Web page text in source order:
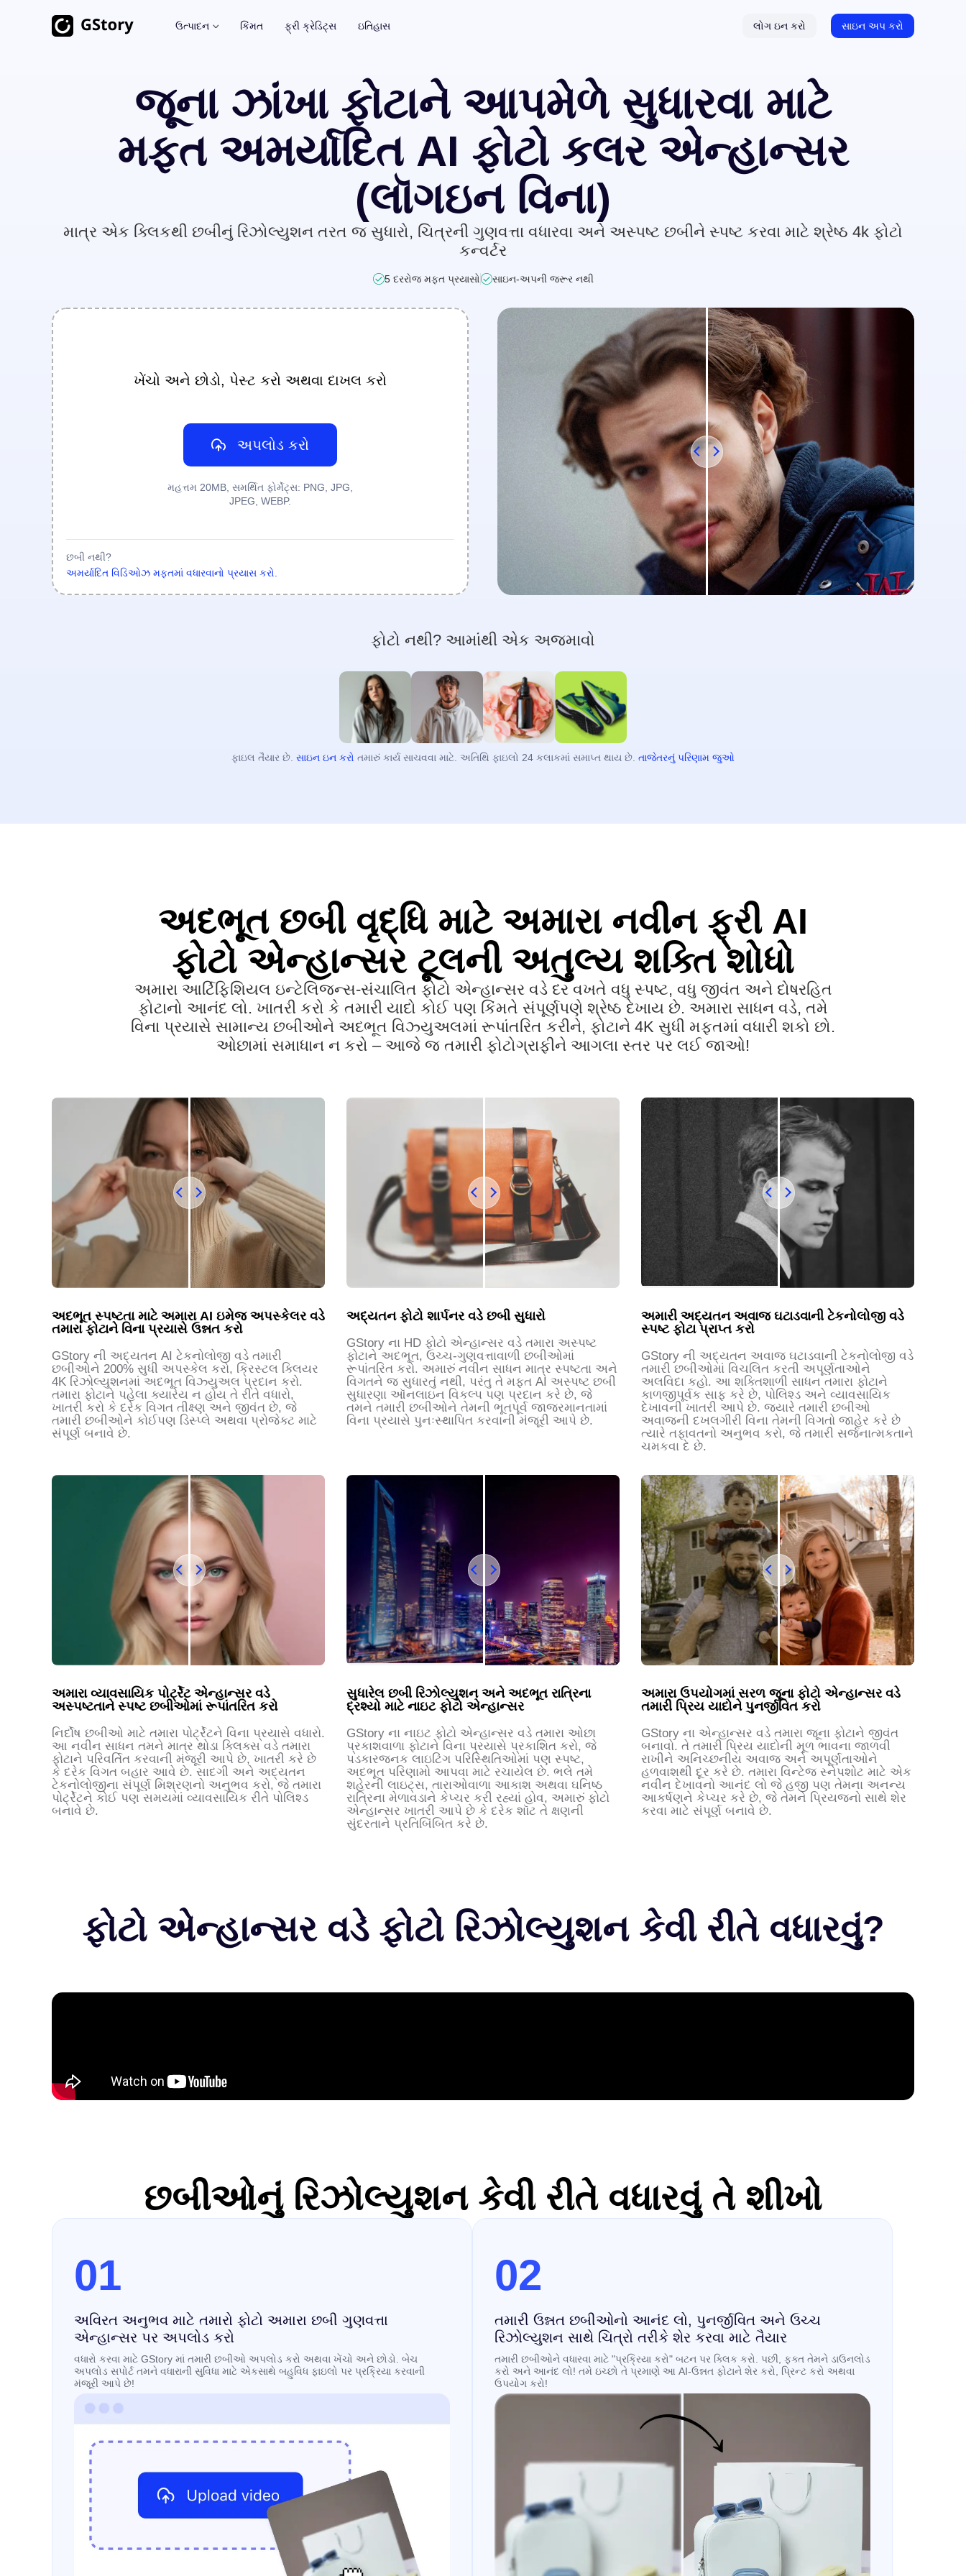
ઉત્પાદન
અમર્યાદિત
એઆઈ ઈમેજ ટુ વિડિયો અમર્યાદિત
વિડિયો ટ્રાન્સલેટર
AI ક્લિપ મેકર
વિડિયો એન્હેન્સર
ફોટો ટૂલકિટ્સ
ફોટો બેકગ્રાઉન્ડ રીમુવર
ફોટો વોટરમાર્ક રીમુવર અમર્યાદિત
ફોટો એન્હેન્સર અમર્યાદિત
સબટાઇટલ્સ અને ટ્રાન્સક્રિપ્શન
ઓટો સબટાઇટલ જનરેટર
કિંમત ફ્રી ક્રેડિટ્સ ઇતિહાસ લોગ ઇન કરો સાઇન અપ કરો
જૂના ઝાંખા ફોટાને આપમેળે સુધારવા માટે
મફત અમર્યાદિત AI ફોટો કલર એન્હાન્સર
(લૉગઇન વિના)
માત્ર એક ક્લિકથી છબીનું રિઝોલ્યુશન તરત જ સુધારો, ચિત્રની ગુણવત્તા વધારવા અને અસ્પષ્ટ છબીને સ્પષ્ટ કરવા માટે શ્રેષ્ઠ 4k ફોટો
કન્વર્ટર
5 દરરોજ મફત પ્રયાસો સાઇન-અપની જરૂર નથી
ખેંચો અને છોડો, પેસ્ટ કરો અથવા દાખલ કરો
અપલોડ કરો
મહત્તમ 20MB, સમર્થિત ફોર્મેટ્સ: PNG, JPG,
JPEG, WEBP.
છબી નથી?
અમર્યાદિત વિડિઓઝ મફતમાં વધારવાનો પ્રયાસ કરો.
ફોટો નથી? આમાંથી એક અજમાવો
ફાઇલ તૈયાર છે. સાઇન ઇન કરો તમારું કાર્ય સાચવવા માટે. અતિથિ ફાઇલો 24 કલાકમાં સમાપ્ત થાય છે. તાજેતરનું પરિણામ જુઓ
અદભૂત છબી વૃદ્ધિ માટે અમારા નવીન ફ્રી AI
ફોટો એન્હાન્સર ટૂલની અતુલ્ય શક્તિ શોધો
અમારા આર્ટિફિશિયલ ઇન્ટેલિજન્સ-સંચાલિત ફોટો એન્હાન્સર વડે દર વખતે વધુ સ્પષ્ટ, વધુ જીવંત અને દોષરહિત
ફોટાનો આનંદ લો. ખાતરી કરો કે તમારી યાદો કોઈ પણ કિંમતે સંપૂર્ણપણે શ્રેષ્ઠ દેખાય છે. અમારા સાધન વડે, તમે
વિના પ્રયાસે સામાન્ય છબીઓને અદભૂત વિઝ્યુઅલમાં રૂપાંતરિત કરીને, ફોટાને 4K સુધી મફતમાં વધારી શકો છો.
ઓછામાં સમાધાન ન કરો – આજે જ તમારી ફોટોગ્રાફીને આગલા સ્તર પર લઈ જાઓ!
અદભૂત સ્પષ્ટતા માટે અમારા AI ઇમેજ અપસ્કેલર વડે
તમારા ફોટાને વિના પ્રયાસે ઉન્નત કરો
GStory ની અદ્યતન AI ટેકનોલોજી વડે તમારી
છબીઓને 200% સુધી અપસ્કેલ કરો, ક્રિસ્ટલ ક્લિયર
4K રિઝોલ્યુશનમાં અદભૂત વિઝ્યુઅલ પ્રદાન કરો.
તમારા ફોટાને પહેલા ક્યારેય ન હોય તે રીતે વધારો,
ખાતરી કરો કે દરેક વિગત તીક્ષ્ણ અને જીવંત છે, જે
તમારી છબીઓને કોઈપણ ડિસ્પ્લે અથવા પ્રોજેક્ટ માટે
સંપૂર્ણ બનાવે છે.
અદ્યતન ફોટો શાર્પનર વડે છબી સુધારો
GStory ના HD ફોટો એન્હાન્સર વડે તમારા અસ્પષ્ટ
ફોટાને અદભૂત, ઉચ્ચ-ગુણવત્તાવાળી છબીઓમાં
રૂપાંતરિત કરો. અમારું નવીન સાધન માત્ર સ્પષ્ટતા અને
વિગતને જ સુધારતું નથી, પરંતુ તે મફત AI અસ્પષ્ટ છબી
સુધારણા ઑનલાઇન વિકલ્પ પણ પ્રદાન કરે છે, જે
તમને તમારી છબીઓને તેમની ભૂતપૂર્વ જાજરમાનતામાં
વિના પ્રયાસે પુનઃસ્થાપિત કરવાની મંજૂરી આપે છે.
અમારી અદ્યતન અવાજ ઘટાડવાની ટેકનોલોજી વડે
સ્પષ્ટ ફોટા પ્રાપ્ત કરો
GStory ની અદ્યતન અવાજ ઘટાડવાની ટેકનોલોજી વડે
તમારી છબીઓમાં વિચલિત કરતી અપૂર્ણતાઓને
અલવિદા કહો. આ શક્તિશાળી સાધન તમારા ફોટાને
કાળજીપૂર્વક સાફ કરે છે, પોલિશ્ડ અને વ્યાવસાયિક
દેખાવની ખાતરી આપે છે. જ્યારે તમારી છબીઓ
અવાજની દખલગીરી વિના તેમની વિગતો જાહેર કરે છે
ત્યારે તફાવતનો અનુભવ કરો, જે તમારી સર્જનાત્મકતાને
ચમકવા દે છે.
અમારા વ્યાવસાયિક પોર્ટ્રેટ એન્હાન્સર વડે
અસ્પષ્ટતાને સ્પષ્ટ છબીઓમાં રૂપાંતરિત કરો
નિર્દોષ છબીઓ માટે તમારા પોર્ટ્રેટને વિના પ્રયાસે વધારો.
આ નવીન સાધન તમને માત્ર થોડા ક્લિક્સ વડે તમારા
ફોટાને પરિવર્તિત કરવાની મંજૂરી આપે છે, ખાતરી કરે છે
કે દરેક વિગત બહાર આવે છે. સાદગી અને અદ્યતન
ટેકનોલોજીના સંપૂર્ણ મિશ્રણનો અનુભવ કરો, જે તમારા
પોર્ટ્રેટને કોઈ પણ સમયમાં વ્યાવસાયિક રીતે પોલિશ્ડ
બનાવે છે.
સુધારેલ છબી રિઝોલ્યુશન અને અદભૂત રાત્રિના
દ્રશ્યો માટે નાઇટ ફોટો એન્હાન્સર
GStory ના નાઇટ ફોટો એન્હાન્સર વડે તમારા ઓછા
પ્રકાશવાળા ફોટાને વિના પ્રયાસે પ્રકાશિત કરો, જે
પડકારજનક લાઇટિંગ પરિસ્થિતિઓમાં પણ સ્પષ્ટ,
અદભૂત પરિણામો આપવા માટે રચાયેલ છે. ભલે તમે
શહેરની લાઇટ્સ, તારાઓવાળા આકાશ અથવા ઘનિષ્ઠ
રાત્રિના મેળાવડાને કેપ્ચર કરી રહ્યાં હોવ, અમારું ફોટો
એન્હાન્સર ખાતરી આપે છે કે દરેક શૉટ તે ક્ષણની
સુંદરતાને પ્રતિબિંબિત કરે છે.
અમારા ઉપયોગમાં સરળ જૂના ફોટો એન્હાન્સર વડે
તમારી પ્રિય યાદોને પુનર્જીવિત કરો
GStory ના એન્હાન્સર વડે તમારા જૂના ફોટાને જીવંત
બનાવો. તે તમારી પ્રિય યાદોની મૂળ ભાવના જાળવી
રાખીને અનિચ્છનીય અવાજ અને અપૂર્ણતાઓને
હળવાશથી દૂર કરે છે. તમારા વિન્ટેજ સ્નેપશોટ માટે એક
નવીન દેખાવનો આનંદ લો જે હજી પણ તેમના અનન્ય
આકર્ષણને કેપ્ચર કરે છે, જે તેમને પ્રિયજનો સાથે શેર
કરવા માટે સંપૂર્ણ બનાવે છે.
ફોટો એન્હાન્સર વડે ફોટો રિઝોલ્યુશન કેવી રીતે વધારવું?
છબીઓનું રિઝોલ્યુશન કેવી રીતે વધારવું તે શીખો
01
અવિરત અનુભવ માટે તમારો ફોટો અમારા છબી ગુણવત્તા
એન્હાન્સર પર અપલોડ કરો
વધારો કરવા માટે GStory માં તમારી છબીઓ અપલોડ કરો અથવા ખેંચો અને છોડો. બેચ
અપલોડ સપોર્ટ તમને વધારાની સુવિધા માટે એકસાથે બહુવિધ ફાઇલો પર પ્રક્રિયા કરવાની
મંજૂરી આપે છે!
02
તમારી ઉન્નત છબીઓનો આનંદ લો, પુનર્જીવિત અને ઉચ્ચ
રિઝોલ્યુશન સાથે ચિત્રો તરીકે શેર કરવા માટે તૈયાર
તમારી છબીઓને વધારવા માટે "પ્રક્રિયા કરો" બટન પર ક્લિક કરો. પછી, ફક્ત તેમને ડાઉનલોડ
કરો અને આનંદ લો! તમે ઇચ્છો તે પ્રમાણે આ AI-ઉન્નત ફોટાને શેર કરો, પ્રિન્ટ કરો અથવા
ઉપયોગ કરો!